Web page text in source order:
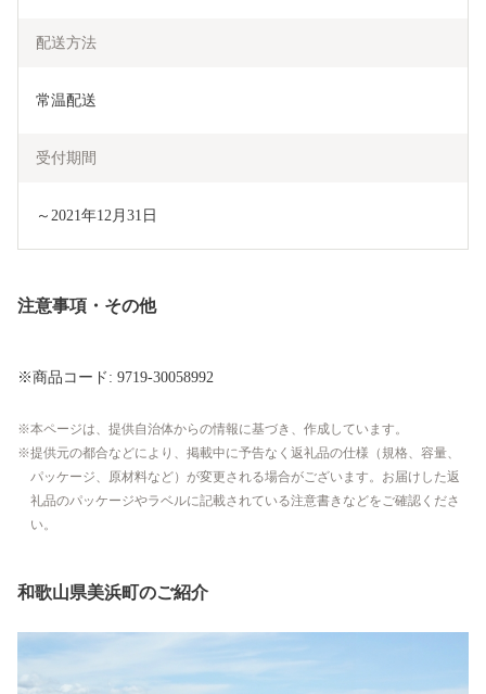
配送方法
常温配送
受付期間
～2021年12月31日
注意事項・その他
※商品コード: 9719-30058992
本ページは、提供自治体からの情報に基づき、作成しています。
提供元の都合などにより、掲載中に予告なく返礼品の仕様（規格、容量、
パッケージ、原材料など）が変更される場合がございます。お届けした返
礼品のパッケージやラベルに記載されている注意書きなどをご確認くださ
い。
和歌山県美浜町のご紹介